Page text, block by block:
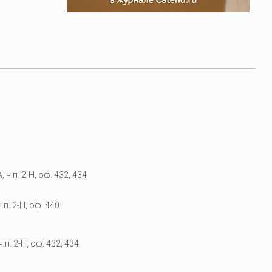
ч.п. 2-Н, оф. 432, 434
2-Н, оф. 440
2-Н, оф. 432, 434